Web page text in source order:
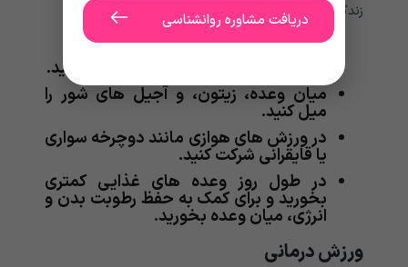
زندگی را امتحان کنید :
قبل از ایستادن 16 اونس آب بنوشید.
خواب منظم و با کیفیت کافی داشته باشید.
میان وعده، زیتون، و آجیل های شور را
میل کنید.
در ورزش های هوازی مانند دوچرخه سواری
یا قایقرانی شرکت کنید.
در طول روز وعده های غذایی کمتری
بخورید و برای کمک به حفظ رطوبت بدن و
انرژی، میان وعده بخورید.
ورزش درمانی
دریافت مشاوره روانشناسی